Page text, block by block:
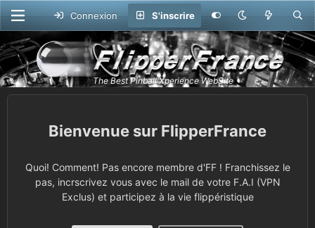
Connexion S'inscrire
FlipperFrance
Quoi! Comment! Pas encore membre d'FF ! Franchissez le
pas, incrscrivez vous avec le mail de votre F.A.I (VPN
Exclus) et participez à la vie flippéristique